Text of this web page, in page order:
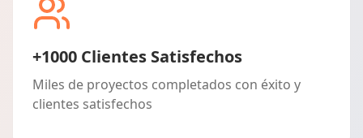
+1000 Clientes Satisfechos
Miles de proyectos completados con éxito y
clientes satisfechos